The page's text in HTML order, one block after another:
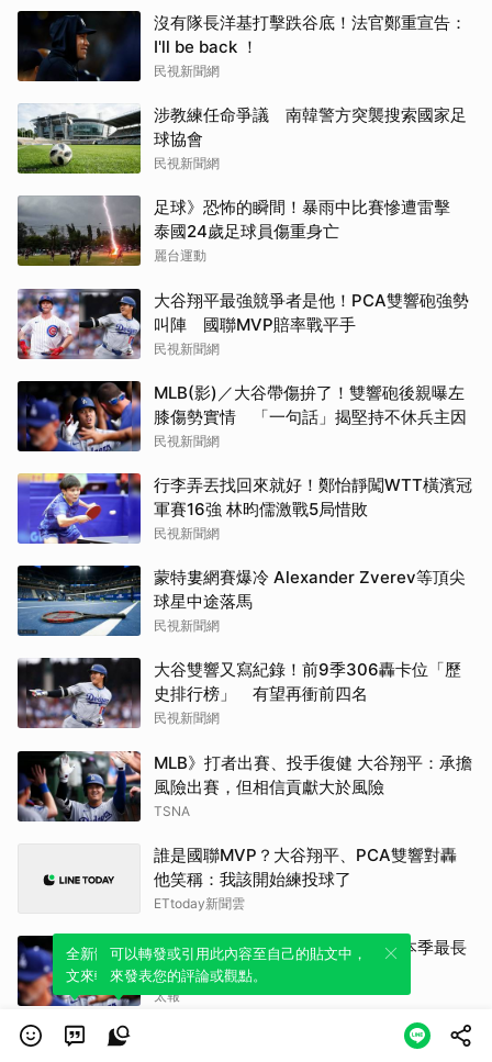
沒有隊長洋基打擊跌谷底！法官鄭重宣告：
I'll be back ！
民視新聞網
涉教練任命爭議 南韓警方突襲搜索國家足
球協會
民視新聞網
足球》恐怖的瞬間！暴雨中比賽慘遭雷擊
泰國24歲足球員傷重身亡
麗台運動
大谷翔平最強競爭者是他！PCA雙響砲強勢
叫陣 國聯MVP賠率戰平手
民視新聞網
MLB(影)／大谷帶傷拚了！雙響砲後親曝左
膝傷勢實情 「一句話」揭堅持不休兵主因
民視新聞網
行李弄丟找回來就好！鄭怡靜闖WTT橫濱冠
軍賽16強 林昀儒激戰5局惜敗
民視新聞網
蒙特婁網賽爆冷 Alexander Zverev等頂尖
球星中途落馬
民視新聞網
大谷雙響又寫紀錄！前9季306轟卡位「歷
史排行榜」 有望再衝前四名
民視新聞網
MLB》打者出賽、投手復健 大谷翔平：承擔
風險出賽，但相信貢獻大於風險
TSNA
誰是國聯MVP？大谷翔平、PCA雙響對轟
他笑稱：我該開始練投球了
ETtoday新聞雲
大谷翔平雙響砲成空響 道奇苦吞本季最長
6連敗
太報
沙國艾阿里迎新主帥 Marino Pusic 簽約至
全新體驗！一鍵引用此內容，透過發布貼
文來輕鬆表達個人立場。
可以轉發或引用此內容至自己的貼文中，
來發表您的評論或觀點。